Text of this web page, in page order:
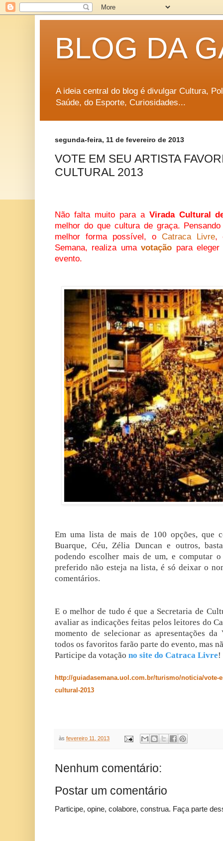
BLOG DA
A ideia central do blog é divulgar Cultura,
Saúde, do Esporte, Curiosidades...
segunda-feira, 11 de fevereiro de 2013
VOTE EM SEU ARTISTA
CULTURAL 2013
Não falta muito para a Virada Cultural
melhor do que cultura de graça.
melhor forma possível, o Catraca Livre,
Semana, realiza uma votação para
evento.
Em uma lista de mais de 100 opções, que
Buarque, Céu, Zélia Duncan e outros,
podendo escolher mais de um, e computar
preferido não esteja na lista, é só deixar o
comentários.
E o melhor de tudo é que a Secretaria de
avaliar as indicações feitas pelos leitores do
momento de selecionar as apresentações
todos os favoritos farão parte do evento, mas
Participe da votação no site do Catraca Livre!
http://guiadasemana.uol.com.br/turismo/noticia/vote-
cultural-2013
às fevereiro 11, 2013
Nenhum comentário:
Postar um comentário
Participe, opine, colabore, construa. Faça parte